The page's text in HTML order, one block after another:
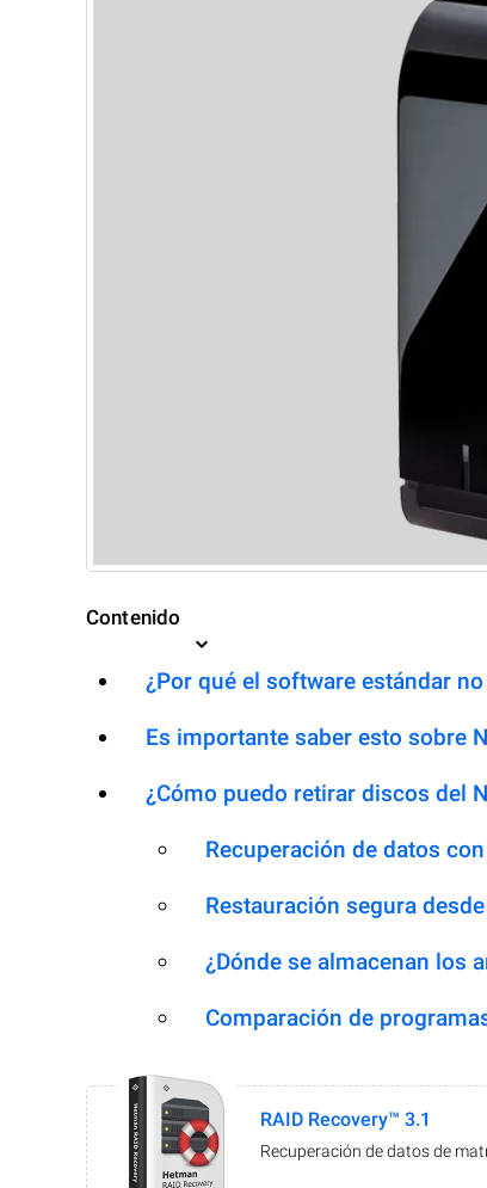
Contenido
¿Por qué el software estándar
Es importante saber esto sobre
¿Cómo puedo retirar discos del
Recuperación de datos
Restauración segura
¿Dónde se almacenan los
Comparación de
RAID Recovery™ 3.1
Recuperación de datos de